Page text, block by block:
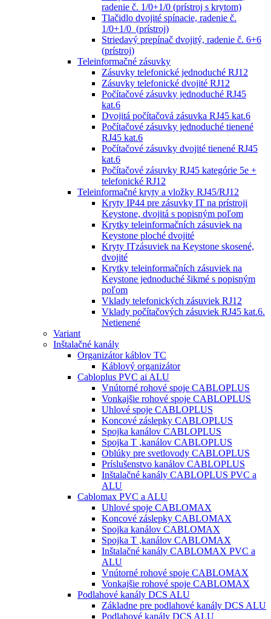
radenie č. 1/0+1/0 (prístroj s krytom)
Tlačidlo dvojité spínacie, radenie č.
1/0+1/0 (prístroj)
Striedavý prepínač dvojitý, radenie č. 6+6
(prístroj)
Teleinformačné zásuvky
Zásuvky telefonické jednoduché RJ12
Zásuvky telefonické dvojité RJ12
Počítačové zásuvky jednoduché RJ45
kat.6
Dvojitá počítačová zásuvka RJ45 kat.6
Počítačové zásuvky jednoduché tienené
RJ45 kat.6
Počítačové zásuvky dvojité tienené RJ45
kat.6
Počítačové zásuvky RJ45 kategórie 5e +
telefonické RJ12
Teleinformačné kryty a vložky RJ45/RJ12
Kryty IP44 pre zásuvky IT na prístroji
Keystone, dvojitá s popisným poľom
Krytky teleinformačních zásuviek na
Keystone ploché dvojité
Kryty ITzásuviek na Keystone skosené,
dvojité
Krytky teleinformačních zásuviek na
Keystone jednoduché šikmé s popisným
poľom
Vklady telefonických zásuviek RJ12
Vklady počítačových zásuviek RJ45 kat.6.
Netienené
Variant
Inštalačné kanály
Organizátor káblov TC
Káblový organizátor
Cabloplus PVC ai ALU
Vnútorné rohové spoje CABLOPLUS
Vonkajšie rohové spoje CABLOPLUS
Uhlové spoje CABLOPLUS
Koncové záslepky CABLOPLUS
Spojka kanálov CABLOPLUS
Spojka T ,kanálov CABLOPLUS
Oblúky pre svetlovody CABLOPLUS
Príslušenstvo kanálov CABLOPLUS
Inštalačné kanály CABLOPLUS PVC a
ALU
Cablomax PVC a ALU
Uhlové spoje CABLOMAX
Koncové záslepky CABLOMAX
Spojka kanálov CABLOMAX
Spojka T ,kanálov CABLOMAX
Inštalačné kanály CABLOMAX PVC a
ALU
Vnútorné rohové spoje CABLOMAX
Vonkajšie rohové spoje CABLOMAX
Podlahové kanály DCS ALU
Základne pre podlahové kanály DCS ALU
Podlahové kanály DCS ALU